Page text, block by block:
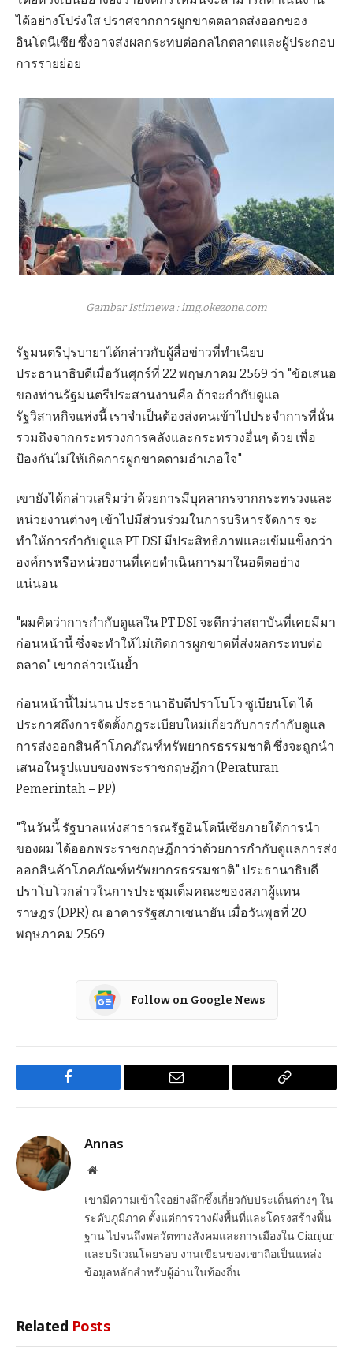
ได้อย่างโปร่งใส ปราศจากการผูกขาดตลาดส่งออกของ
อินโดนีเซีย ซึ่งอาจส่งผลกระทบต่อกลไกตลาดและผู้ประกอบ
การรายย่อย
Gambar Istimewa : img.okezone.com
รัฐมนตรีปุรบายาได้กล่าวกับผู้สื่อข่าวที่ทำเนียบ
ประธานาธิบดีเมื่อวันศุกร์ที่ 22 พฤษภาคม 2569 ว่า "ข้อเสนอ
ของท่านรัฐมนตรีประสานงานคือ ถ้าจะกำกับดูแล
รัฐวิสาหกิจแห่งนี้ เราจำเป็นต้องส่งคนเข้าไปประจำการที่นั่น
รวมถึงจากกระทรวงการคลังและกระทรวงอื่นๆ ด้วย เพื่อ
ป้องกันไม่ให้เกิดการผูกขาดตามอำเภอใจ"
เขายังได้กล่าวเสริมว่า ด้วยการมีบุคลากรจากกระทรวงและ
หน่วยงานต่างๆ เข้าไปมีส่วนร่วมในการบริหารจัดการ จะ
ทำให้การกำกับดูแล PT DSI มีประสิทธิภาพและเข้มแข็งกว่า
องค์กรหรือหน่วยงานที่เคยดำเนินการมาในอดีตอย่าง
แน่นอน
"ผมคิดว่าการกำกับดูแลใน PT DSI จะดีกว่าสถาบันที่เคยมีมา
ก่อนหน้านี้ ซึ่งจะทำให้ไม่เกิดการผูกขาดที่ส่งผลกระทบต่อ
ตลาด" เขากล่าวเน้นย้ำ
ก่อนหน้านี้ไม่นาน ประธานาธิบดีปราโบโว ซูเบียนโต ได้
ประกาศถึงการจัดตั้งกฎระเบียบใหม่เกี่ยวกับการกำกับดูแล
การส่งออกสินค้าโภคภัณฑ์ทรัพยากรธรรมชาติ ซึ่งจะถูกนำ
เสนอในรูปแบบของพระราชกฤษฎีกา (Peraturan
Pemerintah – PP)
"ในวันนี้ รัฐบาลแห่งสาธารณรัฐอินโดนีเซียภายใต้การนำ
ของผม ได้ออกพระราชกฤษฎีกาว่าด้วยการกำกับดูแลการส่ง
ออกสินค้าโภคภัณฑ์ทรัพยากรธรรมชาติ" ประธานาธิบดี
ปราโบโวกล่าวในการประชุมเต็มคณะของสภาผู้แทน
ราษฎร (DPR) ณ อาคารรัฐสภาเซนายัน เมื่อวันพุธที่ 20
พฤษภาคม 2569
Follow on Google News
Facebook Email
Copy
Annas
Website
เขามีความเข้าใจอย่างลึกซึ้งเกี่ยวกับประเด็นต่างๆ ใน
ระดับภูมิภาค ตั้งแต่การวางผังพื้นที่และโครงสร้างพื้น
ฐาน ไปจนถึงพลวัตทางสังคมและการเมืองใน Cianjur
และบริเวณโดยรอบ งานเขียนของเขาถือเป็นแหล่ง
ข้อมูลหลักสำหรับผู้อ่านในท้องถิ่น
Related Posts